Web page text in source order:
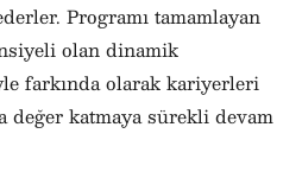
Programı tamamlayan
olan dinamik
farkında olarak kariyerleri
katmaya sürekli devam